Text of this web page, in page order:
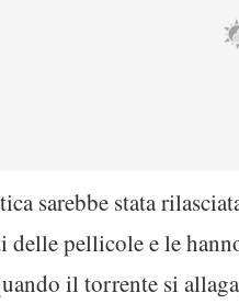
sarebbe stata
delle pellicole e le
il torrente si